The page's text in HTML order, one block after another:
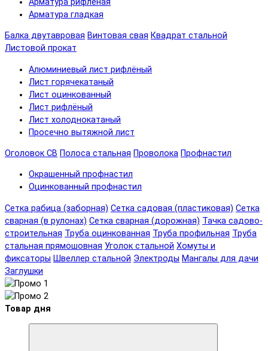
Арматура рифленая
Арматура гладкая
Балка двутавровая Винтовая свая Квадрат стальной
Листовой прокат
Алюминиевый лист рифлёный
Лист горячекатаный
Лист оцинкованный
Лист рифлёный
Лист холоднокатаный
Просечно вытяжной лист
Оголовок СВ Полоса стальная Проволока Профнастил
Окрашенный профнастил
Оцинкованный профнастил
Сетка рабица (заборная) Сетка садовая (пластиковая) Сетка
сварная (в рулонах) Сетка сварная (дорожная) Тачка садово-
строительная Труба оцинкованная Труба профильная Труба
стальная прямошовная Уголок стальной Хомуты и
фиксаторы Швеллер стальной Электроды Мангалы для дачи
Заглушки
Товар дня